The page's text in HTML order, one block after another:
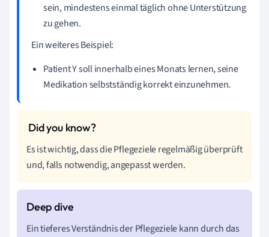
sein, mindestens einmal täglich ohne Unterstützung
zu gehen.
Ein weiteres Beispiel:
Patient Y soll innerhalb eines Monats lernen, seine
Medikation selbstständig korrekt einzunehmen.
Es ist wichtig, dass die Pflegeziele regelmäßig überprüft
und, falls notwendig, angepasst werden.
Ein tieferes Verständnis der Pflegeziele kann durch das